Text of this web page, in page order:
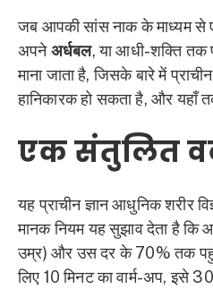
जब आपकी सांस नाक के माध्यम से
अपनेअर्धबल, या आधी-शक्ति
माना जाता है, जिसके बारे में
हानिकारक हो सकता है, और यहाँ
एक संतुलित
यह प्राचीन ज्ञान आधुनिक शरीर
मानक नियम यह सुझाव देता है
उम्र) और उस दर के 70% तक
लिए 10 मिनट का वार्म-अप, इसे